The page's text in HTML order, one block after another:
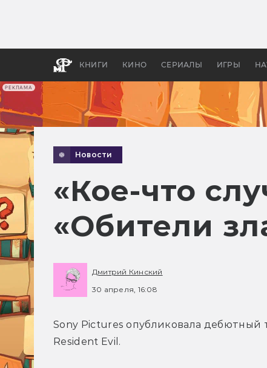
РЕКЛАМА
КНИГИ КИНО СЕРИАЛЫ ИГРЫ
бы
Новости
«Кое-что
«Обители
Дмитрий Кинский
30 апреля, 16:08
Sony Pictures опубликовала
Resident Evil.